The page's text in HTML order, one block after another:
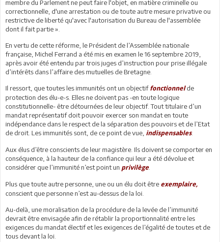
membre du Parlement ne peut faire l'objet, en matière criminelle ou
correctionnelle, d'une arrestation ou de toute autre mesure privative ou
restrictive de liberté qu'avec l'autorisation du Bureau de l'assemblée
dont il fait partie ».
En vertu de cette réforme, le Président de l’Assemblée nationale
française, Michel Ferrand a été mis en examen le 16 septembre 2019,
après avoir été entendu par trois juges d’instruction pour prise illégale
d’intérêts dans l’affaire des mutuelles de Bretagne.
Il ressort, que toutes les immunités ont un objectif fonctionnelde
protection des élu-e-s. Elles ne doivent pas -en toute logique
constitutionnelle- être détournées de leur objectif. Tout titulaire d’un
mandat représentatif doit pouvoir exercer son mandat en toute
indépendance dans le respect de la séparation des pouvoirs et de l’Etat
de droit. Les immunités sont, de ce point de vue, indispensables.
Aux élus d’être conscients de leur magistère. Ils doivent se comporter en
conséquence, à la hauteur de la confiance qui leur a été dévolue et
considérer que l’immunité n’est point un privilège
Plus que toute autre personne, une ou un élu doit être exemplaire,
conscient que personne n’est au-dessus de la loi.
Au-delà, une moralisation de la procédure de la levée de l’immunité
devrait être envisagée afin de rétablir la proportionnalité entre les
exigences du mandat électif et les exigences de l’égalité de toutes et de
tous devant la loi.